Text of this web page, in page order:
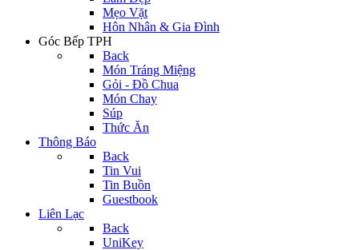
Mẹo Vặt
Hôn Nhân & Gia Đình
Góc Bếp TPH
Back
Món Tráng Miệng
Gỏi - Đồ Chua
Món Chay
Súp
Thức Ăn
Thông Báo
Back
Tin Vui
Tin Buồn
Guestbook
Liên Lạc
Back
UniKey